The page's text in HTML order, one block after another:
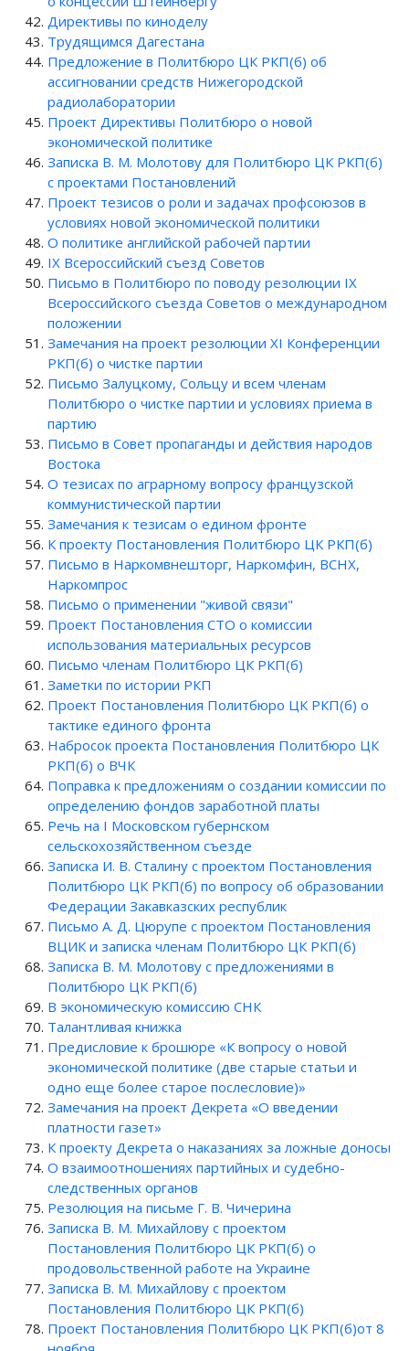
Директивы по киноделу
Трудящимся Дагестана
Предложение в Политбюро ЦК РКП(б) об
ассигновании средств Нижегородской
радиолаборатории
Проект Директивы Политбюро о новой
экономической политике
Записка В. М. Молотову для Политбюро ЦК РКП(б)
с проектами Постановлений
Проект тезисов о роли и задачах профсоюзов в
условиях новой экономической политики
О политике английской рабочей партии
IX Всероссийский съезд Советов
Письмо в Политбюро по поводу резолюции IX
Всероссийского съезда Советов о международном
положении
Замечания на проект резолюции XI Конференции
РКП(б) о чистке партии
Письмо Залуцкому, Сольцу и всем членам
Политбюро о чистке партии и условиях приема в
партию
Письмо в Совет пропаганды и действия народов
Востока
О тезисах по аграрному вопросу французской
коммунистической партии
Замечания к тезисам о едином фронте
К проекту Постановления Политбюро ЦК РКП(б)
Письмо в Наркомвнешторг, Наркомфин, ВСНХ,
Наркомпрос
Письмо о применении "живой связи"
Проект Постановления СТО о комиссии
использования материальных ресурсов
Письмо членам Политбюро ЦК РКП(б)
Заметки по истории РКП
Проект Постановления Политбюро ЦК РКП(б) о
тактике единого фронта
Набросок проекта Постановления Политбюро ЦК
РКП(б) о ВЧК
Поправка к предложениям о создании комиссии по
определению фондов заработной платы
Речь на I Московском губернском
сельскохозяйственном съезде
Записка И. В. Сталину с проектом Постановления
Политбюро ЦК РКП(б) по вопросу об образовании
Федерации Закавказских республик
Письмо А. Д. Цюрупе с проектом Постановления
ВЦИК и записка членам Политбюро ЦК РКП(б)
Записка В. М. Молотову с предложениями в
Политбюро ЦК РКП(б)
В экономическую комиссию СНК
Талантливая книжка
Предисловие к брошюре «К вопросу о новой
экономической политике (две старые статьи и
одно еще более старое послесловие)»
Замечания на проект Декрета «О введении
платности газет»
К проекту Декрета о наказаниях за ложные доносы
О взаимоотношениях партийных и судебно-
следственных органов
Резолюция на письме Г. В. Чичерина
Записка В. М. Михайлову с проектом
Постановления Политбюро ЦК РКП(б) о
продовольственной работе на Украине
Записка В. М. Михайлову с проектом
Постановления Политбюро ЦК РКП(б)
Проект Постановления Политбюро ЦК РКП(б)от 8